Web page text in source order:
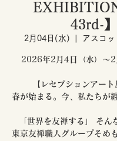
43rd-】
2月04日(水) アスコ
2026年2月4日（水）～2
【レセプションアー
春が始まる。今、私たちが
「世界を友禅する」 そん
東京友禅職人グループそめ